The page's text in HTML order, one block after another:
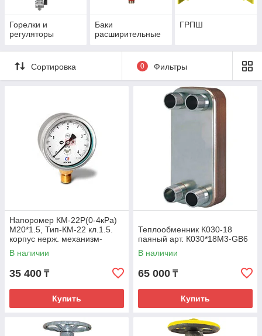
Горелки и
регуляторы
Баки
расширительные
ГРПШ
Сортировка 0 Фильтры
Напоромер КМ-22Р(0-4кРа)
М20*1.5, Тип-КМ-22 кл.1.5.
корпус нерж. механизм-
мд.сплав, чувствит.элемент
В наличии
35 400 ₸
Купить
Теплообменник К030-18
паяный арт. К030*18М3-GB6
В наличии
65 000 ₸
Купить